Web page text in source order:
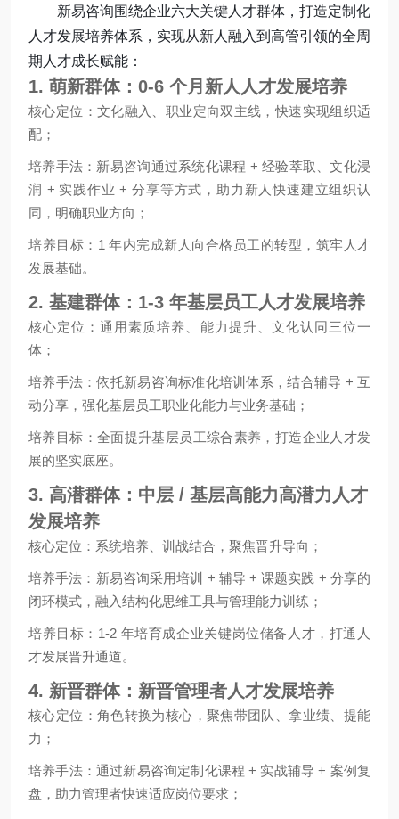
新易咨询围绕企业六大关键人才群体，打造定制化
人才发展培养体系，实现从新人融入到高管引领的全周
期人才成长赋能：
1. 萌新群体：0-6 个月新人人才发展培养
核心定位：文化融入、职业定向双主线，快速实现组织适
配；
培养手法：新易咨询通过系统化课程 + 经验萃取、文化浸
润 + 实践作业 + 分享等方式，助力新人快速建立组织认
同，明确职业方向；
培养目标：1 年内完成新人向合格员工的转型，筑牢人才
发展基础。
2. 基建群体：1-3 年基层员工人才发展培养
核心定位：通用素质培养、能力提升、文化认同三位一
体；
培养手法：依托新易咨询标准化培训体系，结合辅导 + 互
动分享，强化基层员工职业化能力与业务基础；
培养目标：全面提升基层员工综合素养，打造企业人才发
展的坚实底座。
3. 高潜群体：中层 / 基层高能力高潜力人才
发展培养
核心定位：系统培养、训战结合，聚焦晋升导向；
培养手法：新易咨询采用培训 + 辅导 + 课题实践 + 分享的
闭环模式，融入结构化思维工具与管理能力训练；
培养目标：1-2 年培育成企业关键岗位储备人才，打通人
才发展晋升通道。
4. 新晋群体：新晋管理者人才发展培养
核心定位：角色转换为核心，聚焦带团队、拿业绩、提能
力；
培养手法：通过新易咨询定制化课程 + 实战辅导 + 案例复
盘，助力管理者快速适应岗位要求；